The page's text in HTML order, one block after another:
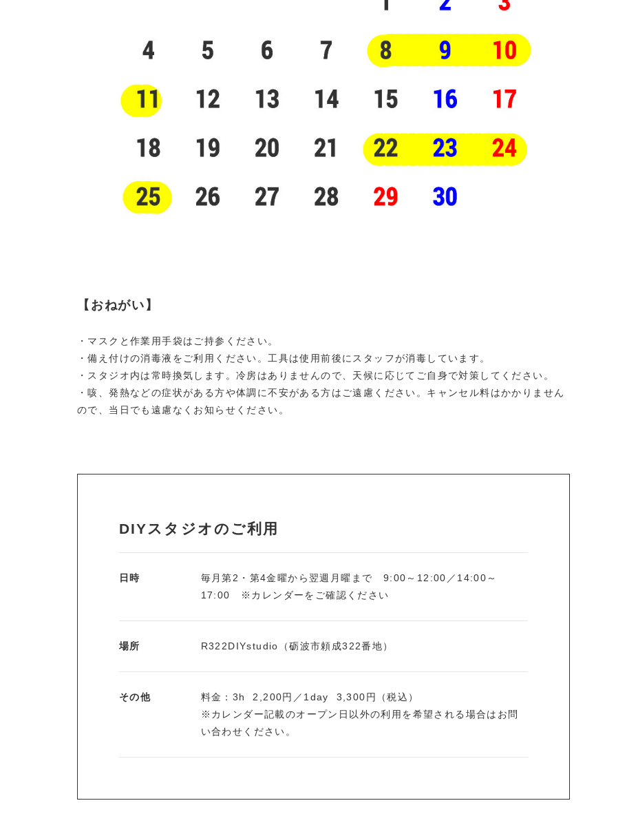
【おねがい】
・マスクと作業用手袋はご持参ください。
・備え付けの消毒液をご利用ください。工具は使用前後にスタッフが消毒しています。
・スタジオ内は常時換気します。冷房はありませんので、天候に応じてご自身で対策してください。
・咳、発熱などの症状がある方や体調に不安がある方はご遠慮ください。キャンセル料はかかりません
ので、当日でも遠慮なくお知らせください。
DIYスタジオのご利用
日時
毎月第2・第4金曜から翌週月曜まで 9:00～12:00／14:00～
17:00 ※カレンダーをご確認ください
場所 R322DIYstudio（砺波市頼成322番地）
その他
料金：3h 2,200円／1day 3,300円（税込）
※カレンダー記載のオープン日以外の利用を希望される場合はお問
い合わせください。